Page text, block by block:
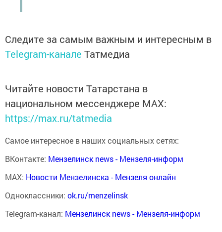
Следите за самым важным и интересным в
Telegram-канале Татмедиа
Читайте новости Татарстана в
национальном мессенджере MАХ:
https://max.ru/tatmedia
Самое интересное в наших социальных сетях:
ВКонтакте: Мензелинск news - Мензеля-информ
MAX: Новости Мензелинска - Мензеля онлайн
Одноклассники: ok.ru/menzelinsk
Telegram-канал: Мензелинск news - Мензеля-информ